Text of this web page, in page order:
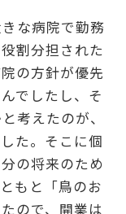
な病院で勤務
割分担された
の方針が優先
でしたし、そ
考えたのが、
た。そこに個
の将来のため
もと「鳥のお
ので、開業は